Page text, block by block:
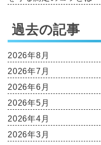
過去の記事
2026年8月
2026年7月
2026年6月
2026年5月
2026年4月
2026年3月